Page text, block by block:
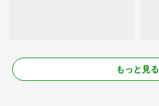
もっと見る